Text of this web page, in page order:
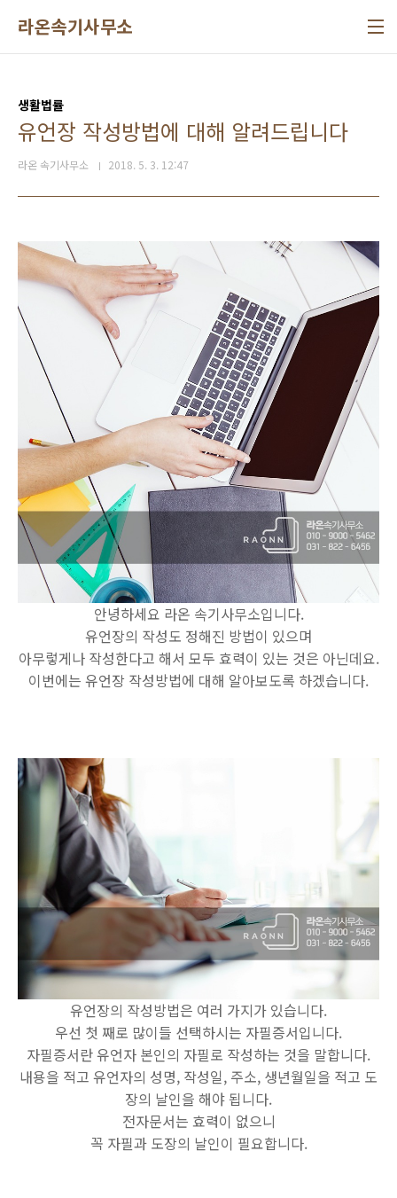
라온속기사무소
생활법률
유언장 작성방법에 대해 알려드립니다
라온 속기사무소 2018. 5. 3. 12:47
안녕하세요 라온 속기사무소입니다.
유언장의 작성도 정해진 방법이 있으며
아무렇게나 작성한다고 해서 모두 효력이 있는 것은 아닌데요.
이번에는 유언장 작성방법에 대해 알아보도록 하겠습니다.
유언장의 작성방법은 여러 가지가 있습니다.
우선 첫 째로 많이들 선택하시는 자필증서입니다.
자필증서란 유언자 본인의 자필로 작성하는 것을 말합니다.
내용을 적고 유언자의 성명, 작성일, 주소, 생년월일을 적고 도
장의 날인을 해야 됩니다.
전자문서는 효력이 없으니
꼭 자필과 도장의 날인이 필요합니다.